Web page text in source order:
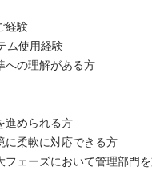
経験
ム使用経験
への理解がある方
進められる方
に柔軟に対応できる方
フェーズにおいて管理部門